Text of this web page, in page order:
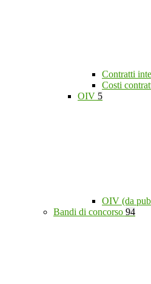
Contratti
Costi
OIV 5
OIV (da
Bandi di concorso 94